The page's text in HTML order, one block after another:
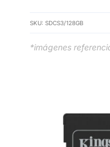
SKU: SDCS3/128GB
*imágenes